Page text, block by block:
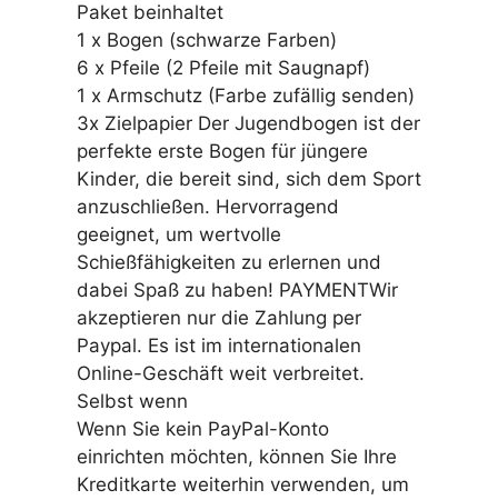
Paket beinhaltet
1 x Bogen (schwarze Farben)
6 x Pfeile (2 Pfeile mit Saugnapf)
1 x Armschutz (Farbe zufällig senden)
3x Zielpapier Der Jugendbogen ist der
perfekte erste Bogen für jüngere
Kinder, die bereit sind, sich dem Sport
anzuschließen. Hervorragend
geeignet, um wertvolle
Schießfähigkeiten zu erlernen und
dabei Spaß zu haben! PAYMENTWir
akzeptieren nur die Zahlung per
Paypal. Es ist im internationalen
Online-Geschäft weit verbreitet.
Selbst wenn
Wenn Sie kein PayPal-Konto
einrichten möchten, können Sie Ihre
Kreditkarte weiterhin verwenden, um